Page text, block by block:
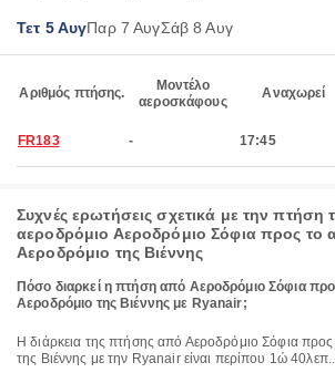
Τετ 5 ΑυγΠαρ 7 ΑυγΣάβ 8 Αυγ
Αριθμός πτήσης.
Μοντέλο
αεροσκάφους
Αναχωρεί
FR183 - 17:45
Συχνές ερωτήσεις σχετικά με την πτήση
αεροδρόμιο Αεροδρόμιο Σόφια προς το
Αεροδρόμιο της Βιέννης
Πόσο διαρκεί η πτήση από Αεροδρόμιο Σόφια
Αεροδρόμιο της Βιέννης με Ryanair;
Η διάρκεια της πτήσης από Αεροδρόμιο Σόφια προς Διεθνές Αεροδρόμιο
της Βιέννης με την Ryanair είναι περίπου 1ώ 40λεπ..